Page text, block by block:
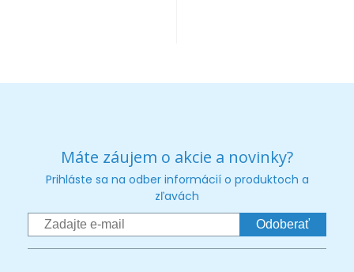
Máte záujem o akcie a novinky?
Prihláste sa na odber informácií o produktoch a
zľavách
Odoberať